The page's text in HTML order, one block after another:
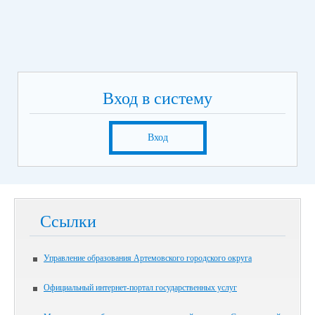
Вход в систему
Вход
Ссылки
Управление образования Артемовского городского округа
Официальный интернет-портал государственных услуг